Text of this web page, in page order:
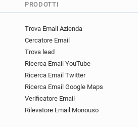
PRODOTTI
Trova Email Azienda
Cercatore Email
Trova lead
Ricerca Email YouTube
Ricerca Email Twitter
Ricerca Email Google Maps
Verificatore Email
Rilevatore Email Monouso